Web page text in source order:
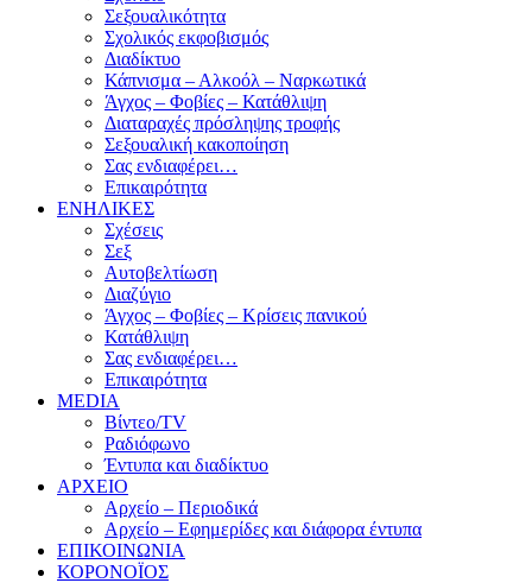
Σεξουαλικότητα
Σχολικός εκφοβισμός
Διαδίκτυο
Κάπνισμα – Αλκοόλ – Ναρκωτικά
Άγχος – Φοβίες – Κατάθλιψη
Διαταραχές πρόσληψης τροφής
Σεξουαλική κακοποίηση
Σας ενδιαφέρει…
Επικαιρότητα
ΕΝΗΛΙΚΕΣ
Σχέσεις
Σεξ
Αυτοβελτίωση
Διαζύγιο
Άγχος – Φοβίες – Κρίσεις πανικού
Κατάθλιψη
Σας ενδιαφέρει…
Επικαιρότητα
MEDIA
Βίντεο/TV
Ραδιόφωνο
Έντυπα και διαδίκτυο
ΑΡΧΕΙΟ
Αρχείο – Περιοδικά
Αρχείο – Εφημερίδες και διάφορα έντυπα
ΕΠΙΚΟΙΝΩΝΙΑ
ΚΟΡΟΝΟΪΟΣ